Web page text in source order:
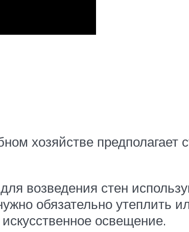
хозяйстве предполагает
возведения стен
обязательно утеплить
освещение.